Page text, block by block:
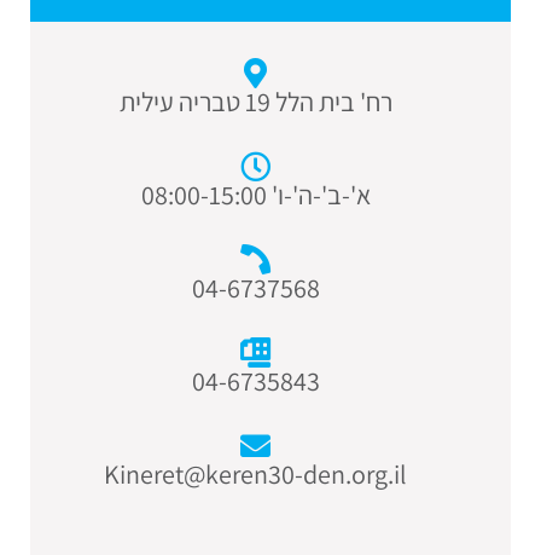
רח' בית הלל 19 טבריה עילית
א'-ב'-ה'-ו' 08:00-15:00
04-6737568
04-6735843
Kineret@keren30-den.org.il